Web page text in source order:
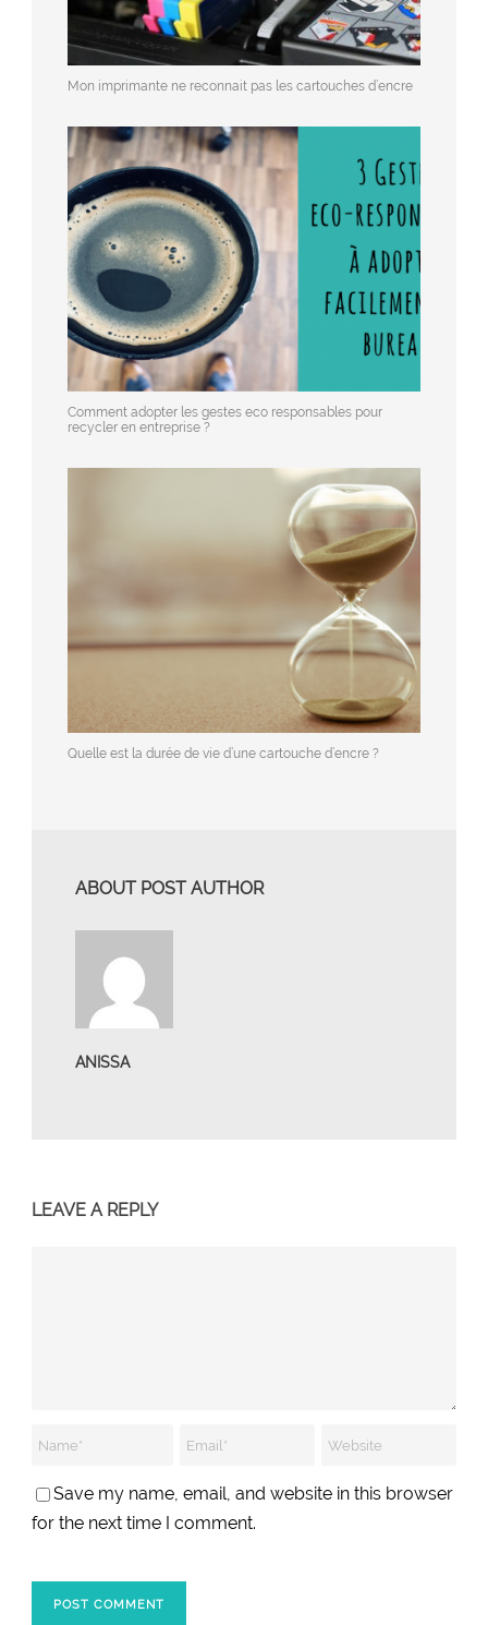
Mon imprimante ne reconnait pas les cartouches d’encre
Comment adopter les gestes eco responsables pour
recycler en entreprise ?
Quelle est la durée de vie d’une cartouche d’encre ?
ABOUT POST AUTHOR
ANISSA
LEAVE A REPLY
Save my name, email, and website in this browser
for the next time I comment.